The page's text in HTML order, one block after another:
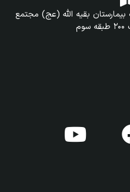
بقیه الله (عج) مجتمع